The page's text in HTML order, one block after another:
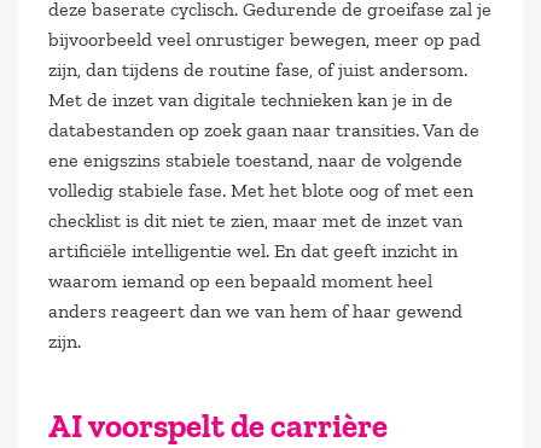
deze baserate cyclisch. Gedurende de groeifase zal je
bijvoorbeeld veel onrustiger bewegen, meer op pad
zijn, dan tijdens de routine fase, of juist andersom.
Met de inzet van digitale technieken kan je in de
databestanden op zoek gaan naar transities. Van de
ene enigszins stabiele toestand, naar de volgende
volledig stabiele fase. Met het blote oog of met een
checklist is dit niet te zien, maar met de inzet van
artificiële intelligentie wel. En dat geeft inzicht in
waarom iemand op een bepaald moment heel
anders reageert dan we van hem of haar gewend
zijn.
AI voorspelt de carrière